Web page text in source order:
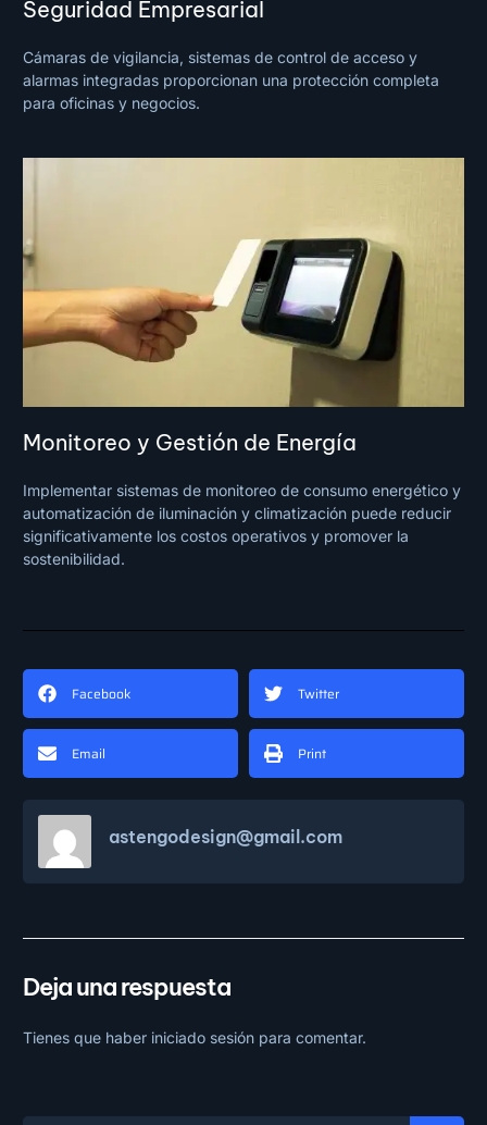
Seguridad Empresarial
Cámaras de vigilancia, sistemas de control de acceso y
alarmas integradas proporcionan una protección completa
para oficinas y negocios.
Monitoreo y Gestión de Energía
Implementar sistemas de monitoreo de consumo energético y
automatización de iluminación y climatización puede reducir
significativamente los costos operativos y promover la
sostenibilidad.
Facebook Twitter
Email Print
astengodesign@gmail.com
Deja una respuesta
Tienes que haber iniciado sesión para comentar.